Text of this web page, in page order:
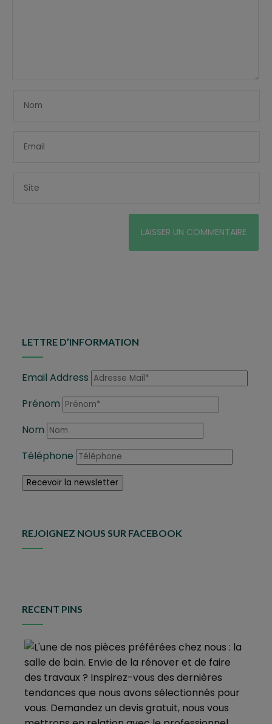
LETTRE D’INFORMATION
Email Address
Prénom
Nom
Téléphone
REJOIGNEZ NOUS SUR FACEBOOK
RECENT PINS